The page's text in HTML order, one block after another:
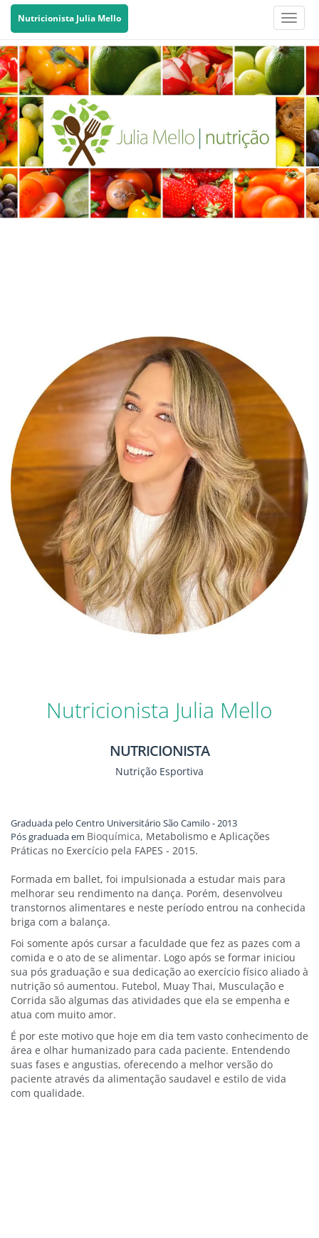
Nutricionista Julia Mello
Nutricionista Julia Mello
NUTRICIONISTA
Nutrição Esportiva
Graduada pelo Centro Universitário São Camilo - 2013
Pós graduada em Bioquímica, Metabolismo e Aplicações
Práticas no Exercício pela FAPES - 2015.
Formada em ballet, foi impulsionada a estudar mais para
melhorar seu rendimento na dança. Porém, desenvolveu
transtornos alimentares e neste período entrou na conhecida
briga com a balança.
Foi somente após cursar a faculdade que fez as pazes com a
comida e o ato de se alimentar. Logo após se formar iniciou
sua pós graduação e sua dedicação ao exercício físico aliado à
nutrição só aumentou. Futebol, Muay Thai, Musculação e
Corrida são algumas das atividades que ela se empenha e
atua com muito amor.
É por este motivo que hoje em dia tem vasto conhecimento de
área e olhar humanizado para cada paciente. Entendendo
suas fases e angustias, oferecendo a melhor versão do
paciente através da alimentação saudavel e estilo de vida
com qualidade.